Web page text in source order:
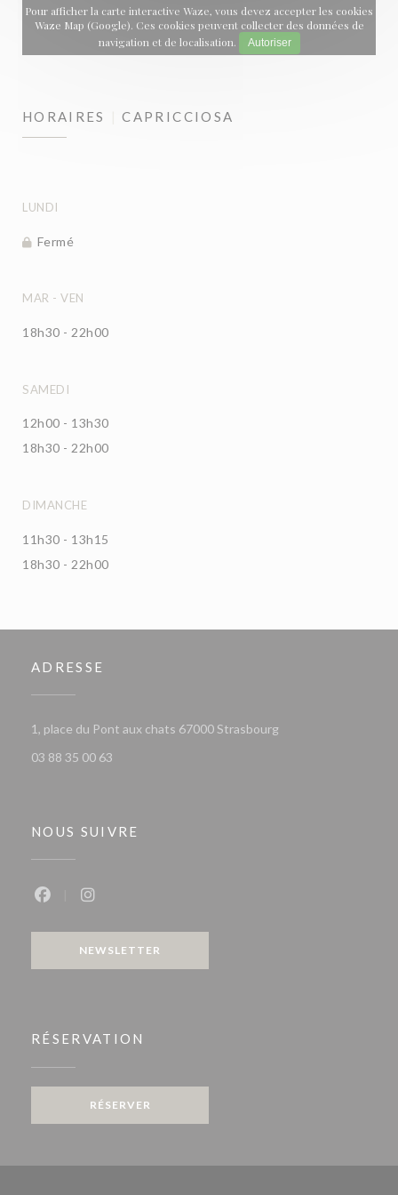
Pour afficher la carte interactive Waze, vous devez accepter les cookies
Waze Map (Google). Ces cookies peuvent collecter des données de
navigation et de localisation.
Autoriser
HORAIRES CAPRICCIOSA
LUNDI
Fermé
MAR - VEN
18h30 - 22h00
SAMEDI
12h00 - 13h30
18h30 - 22h00
DIMANCHE
11h30 - 13h15
18h30 - 22h00
ADRESSE
1, place du Pont aux chats 67000 Strasbourg((ouvre une nouvelle
03 88 35 00 63
NOUS SUIVRE
NEWSLETTER
RÉSERVATION
RÉSERVER